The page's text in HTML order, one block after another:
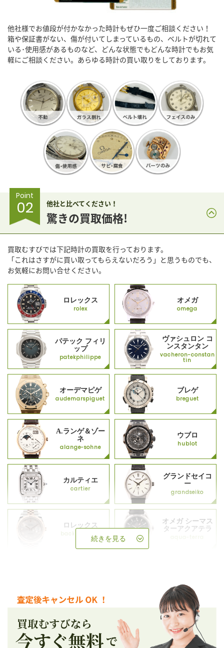
他社様でお値段が付かなかった時計もぜひ一度ご相談ください！
箱や保証書がない、傷が付いてしまっているもの、ベルトが切れて
いる･使用感があるものなど、どんな状態でもどんな時計でもお気
軽にご相談ください。あらゆる時計の買い取りをしております。
Point
02 他社と比べてください！
驚きの買取価格!
買取むすびでは下記時計の買取を行っております。
「これはさすがに買い取ってもらえないだろう」と思うものでも、
お気軽にお問い合せください。
ロレックス
rolex
オメガ
omega
パテック フィリ
ップ
patekphilippe
ヴァシュロン コ
ンスタンタン
vacheron-constan
tin
オーデマピゲ
audemarspiguet
ブレゲ
breguet
A.ランゲ＆ゾー
ネ
alange-sohne
ウブロ
hublot
カルティエ
cartier
グランドセイコ
ー
grandseiko
ロレックス
backup_rolex
オメガ シーマス
ターアクアテラ
続きを見る